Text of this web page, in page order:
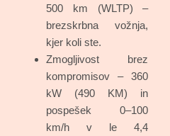
500 km (WLTP) –
brezskrbna vožnja,
kjer koli ste.
Zmogljivost brez
kompromisov – 360
kW (490 KM) in
pospešek 0–100
km/h v le 4,4